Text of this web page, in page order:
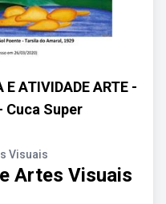
E ATIVIDADE ARTE -
Cuca Super
Visuais
Artes Visuais